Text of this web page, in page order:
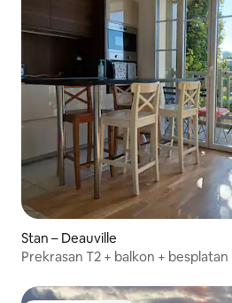
Stan – Deauville
Prekrasan T2 + balkon +